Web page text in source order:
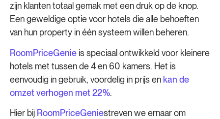
zijn klanten totaal gemak met een druk op de knop.
Een geweldige optie voor hotels die alle behoeften
van hun property in één systeem willen beheren.
RoomPriceGenieis speciaal ontwikkeld voor kleinere
hotels met tussen de 4 en 60 kamers. Het is
eenvoudig in gebruik, voordelig in prijs en kan de
omzet verhogen met 22%.
Hier bij RoomPriceGeniestreven we ernaar om